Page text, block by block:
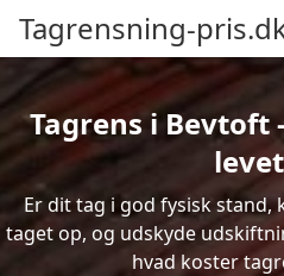
Tagrensning-
Tagrens i
Er dit tag i god fysisk
taget op, og udskyde
hvad koster